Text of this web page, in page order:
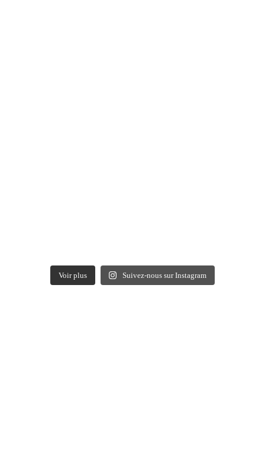
Voir plus Suivez-nous sur Instagram